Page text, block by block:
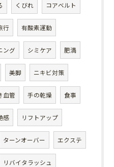
くびれ コアベルト
行 有酸素運動
ング シミケア 肥満
美脚 ニキビ対策
血管 手の乾燥 食事
感 リフトアップ
ターンオーバー エクステ
リバイタラッシュ